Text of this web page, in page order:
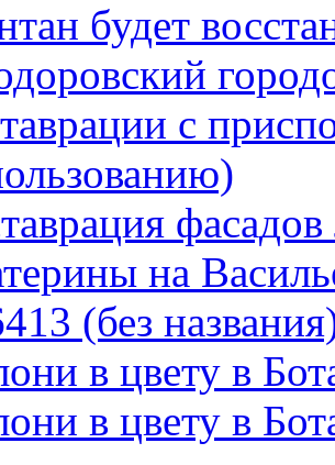
будет
с
на
(без
в цвету в
в цвету в